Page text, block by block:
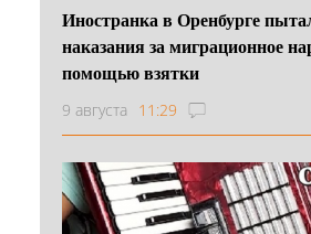
Иностранка в Оренбурге
наказания за миграционное
помощью взятки
9 августа 11:29